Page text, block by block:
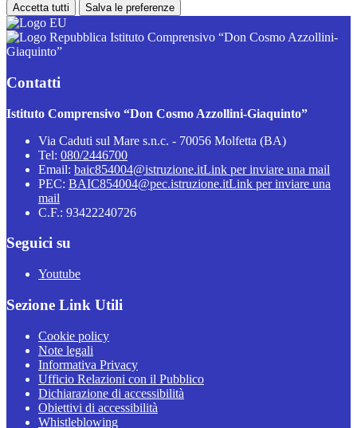
Accetta tutti Salva le preferenze
Istituto Comprensivo “Don Cosmo Azzollini-
Giaquinto”
Contatti
Istituto Comprensivo “Don Cosmo Azzollini-Giaquinto”
Via Caduti sul Mare s.n.c. - 70056 Molfetta (BA)
Tel: 080/2446700
Email: baic854004@istruzione.itLink per inviare una mail
PEC: BAIC854004@pec.istruzione.itLink per inviare una
mail
C.F.: 93422240726
Seguici su
Youtube
Sezione Link Utili
Cookie policy
Note legali
Informativa Privacy
Ufficio Relazioni con il Pubblico
Dichiarazione di accessibilità
Obiettivi di accessibilità
Whistleblowing